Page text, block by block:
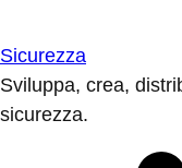
Sicurezza
Sviluppa, crea,
sicurezza.